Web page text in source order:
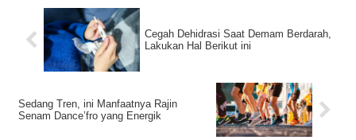
Cegah Dehidrasi Saat Demam Berdarah,
Lakukan Hal Berikut ini
Sedang Tren, ini Manfaatnya Rajin
Senam Dance’fro yang Energik